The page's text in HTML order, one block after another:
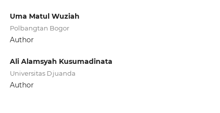
Uma Matul Wuziah
Polbangtan Bogor
Author
Ali Alamsyah Kusumadinata
Universitas Djuanda
Author